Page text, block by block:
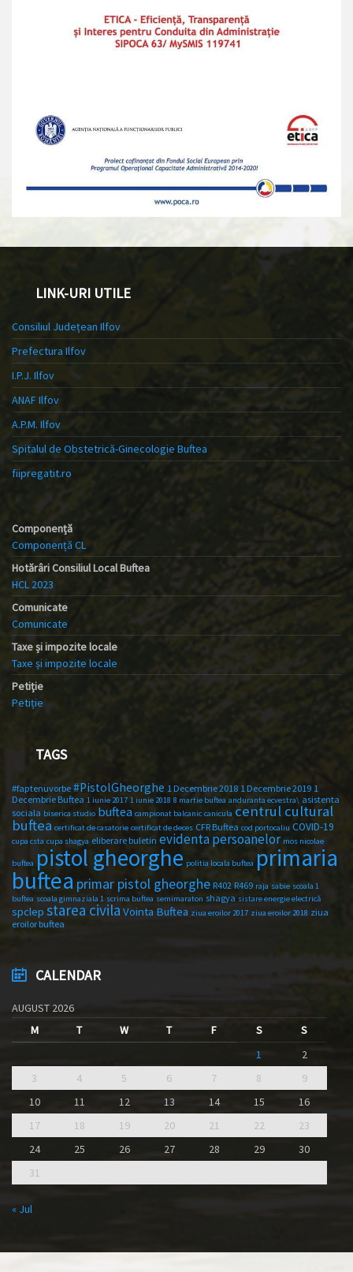
LINK-URI UTILE
Consiliul Județean Ilfov
Prefectura Ilfov
I.P.J. Ilfov
ANAF Ilfov
A.P.M. Ilfov
Spitalul de Obstetrică-Ginecologie Buftea
fiipregatit.ro
Componență
Componență CL
Hotărâri Consiliul Local Buftea
HCL 2023
Comunicate
Comunicate
Taxe și impozite locale
Taxe și impozite locale
Petiție
Petiție
TAGS
#faptenuvorbe #PistolGheorghe 1 Decembrie 2018 1 Decembrie 2019 1
Decembrie Buftea 1 iunie 2017 1 iunie 2018 8 martie buftea anduranta ecvestra\ asistenta
sociala biserica studio buftea campionat balcanic canicula centrul cultural
buftea certificat de casatorie certificat de deces CFR Buftea cod portocaliu COVID-19
cupa csta cupa shagya eliberare buletin evidenta persoanelor mos nicolae
buftea pistol gheorghe politia locala buftea primaria
buftea primar pistol gheorghe R402 R469 raja sabie scoala 1
buftea scoala gimnaziala 1 scrima buftea semimaraton shagya sistare energie electrică
spclep starea civila Vointa Buftea ziua eroilor 2017 ziua eroilor 2018 ziua
eroilor buftea
CALENDAR
AUGUST 2026
M
T W T F S
S
1
2
3
4 5 6 7 8
9
10
11 12 13 14 15
16
17
18 19 20 21 22
23
24
25 26 27 28 29
30
31
« Jul